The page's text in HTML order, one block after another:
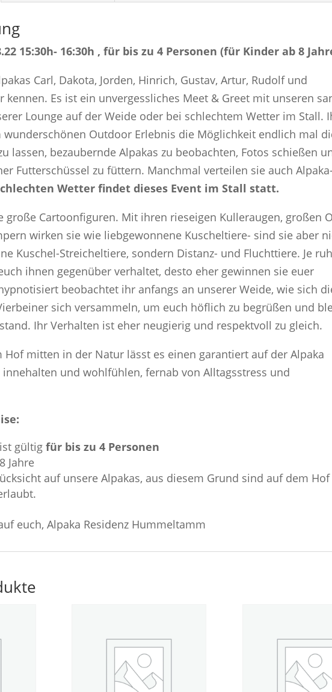
15:30h- 16:30h , für bis zu 4 Personen (für Kinder ab 8
Carl, Dakota, Jorden, Hinrich, Gustav, Artur, Rudolf und
kennen. Es ist ein unvergessliches Meet & Greet mit unseren
Lounge auf der Weide oder bei schlechtem Wetter im Stall.
wunderschönen Outdoor Erlebnis die Möglichkeit endlich mal
lassen, bezaubernde Alpakas zu beobachten, Fotos schießen
Futterschüssel zu füttern. Manchmal verteilen sie auch Alpaka-
Wetter findet dieses Event im Stall statt.
große Cartoonfiguren. Mit ihren rieseigen Kulleraugen, großen
wirken sie wie liebgewonnene Kuscheltiere- sind sie aber
Kuschel-Streicheltiere, sondern Distanz- und Fluchttiere. Je
ihnen gegenüber verhaltet, desto eher gewinnen sie euer
beobachtet ihr anfangs an unserer Weide, wie sich
sich versammeln, um euch höflich zu begrüßen und
Ihr Verhalten ist eher neugierig und respektvoll zu gleich.
Hof mitten in der Natur lässt es einen garantiert auf der Alpaka
und wohlfühlen, fernab von Alltagsstress und
ist gültigfür bis zu 4 Personen
Jahre
auf unsere Alpakas, aus diesem Grund sind auf dem Hof
euch, Alpaka Residenz Hummeltamm